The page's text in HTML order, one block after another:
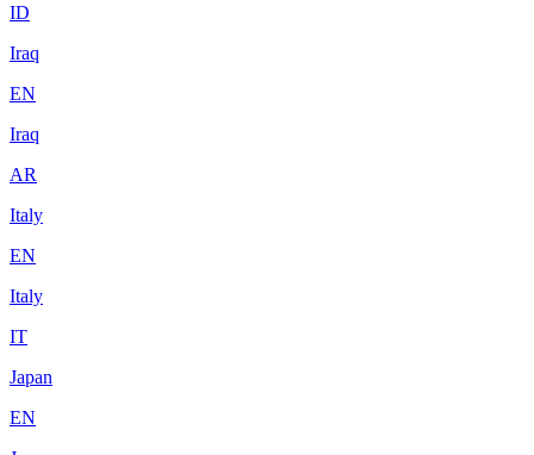
ID
Iraq
EN
Iraq
AR
Italy
EN
Italy
IT
Japan
EN